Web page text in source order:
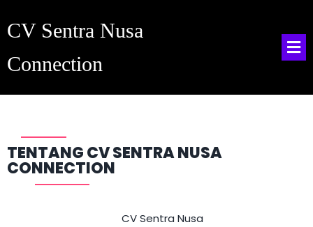
CV Sentra Nusa
Connection
TENTANG CV SENTRA NUSA
CONNECTION
CV Sentra Nusa